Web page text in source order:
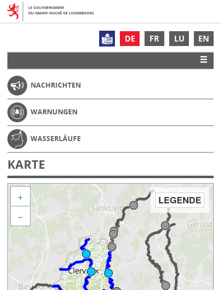
DE FR LU EN
NACHRICHTEN
WARNUNGEN
WASSERLÄUFE
KARTE
LEGENDE
+
−